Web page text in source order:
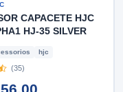
CAPACETE HJC
HJ-35 SILVER
hjc
(35)